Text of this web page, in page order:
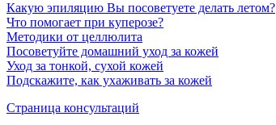
Какую эпиляцию Вы посоветуете делать летом?
Что помогает при куперозе?
Методики от целлюлита
Посоветуйте домашний уход за кожей
Уход за тонкой, сухой кожей
Подскажите, как ухаживать за кожей
Страница консультаций